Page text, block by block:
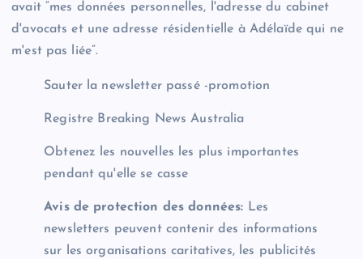
avait “mes données personnelles, l'adresse du cabinet
d'avocats et une adresse résidentielle à Adélaïde qui ne
m'est pas liée”.
Sauter la newsletter passé -promotion
Registre Breaking News Australia
Obtenez les nouvelles les plus importantes
pendant qu'elle se casse
Avis de protection des données: Les
newsletters peuvent contenir des informations
sur les organisations caritatives, les publicités